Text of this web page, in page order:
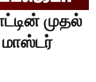
முதல்
மாஸ்டர்